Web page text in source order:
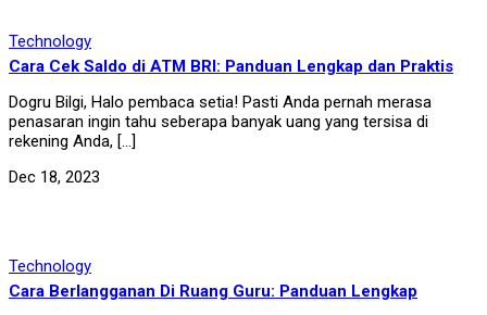
Technology
Cara Cek Saldo di ATM BRI: Panduan Lengkap dan Praktis
Dogru Bilgi, Halo pembaca setia! Pasti Anda pernah merasa
penasaran ingin tahu seberapa banyak uang yang tersisa di
rekening Anda, […]
Dec 18, 2023
Technology
Cara Berlangganan Di Ruang Guru: Panduan Lengkap